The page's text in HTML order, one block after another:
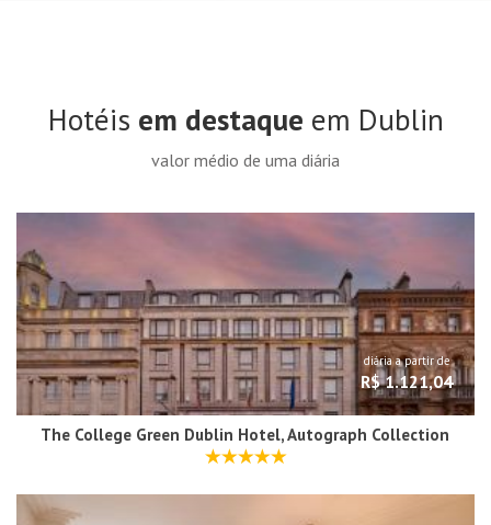
Hotéis em destaque em Dublin
valor médio de uma diária
diária a partir de
R$ 1.121,04
The College Green Dublin Hotel, Autograph Collection